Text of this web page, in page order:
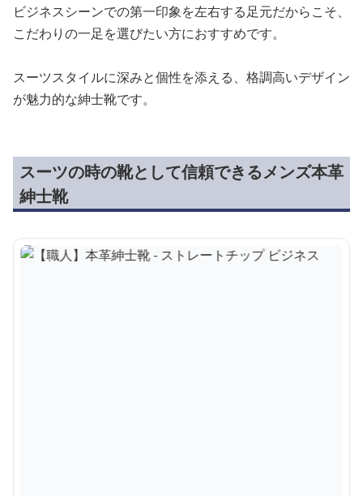
ビジネスシーンでの第一印象を左右する足元だからこそ、
こだわりの一足を選びたい方におすすめです。
スーツスタイルに深みと個性を添える、格調高いデザイン
が魅力的な紳士靴です。
スーツの時の靴として信頼できるメンズ本革
紳士靴